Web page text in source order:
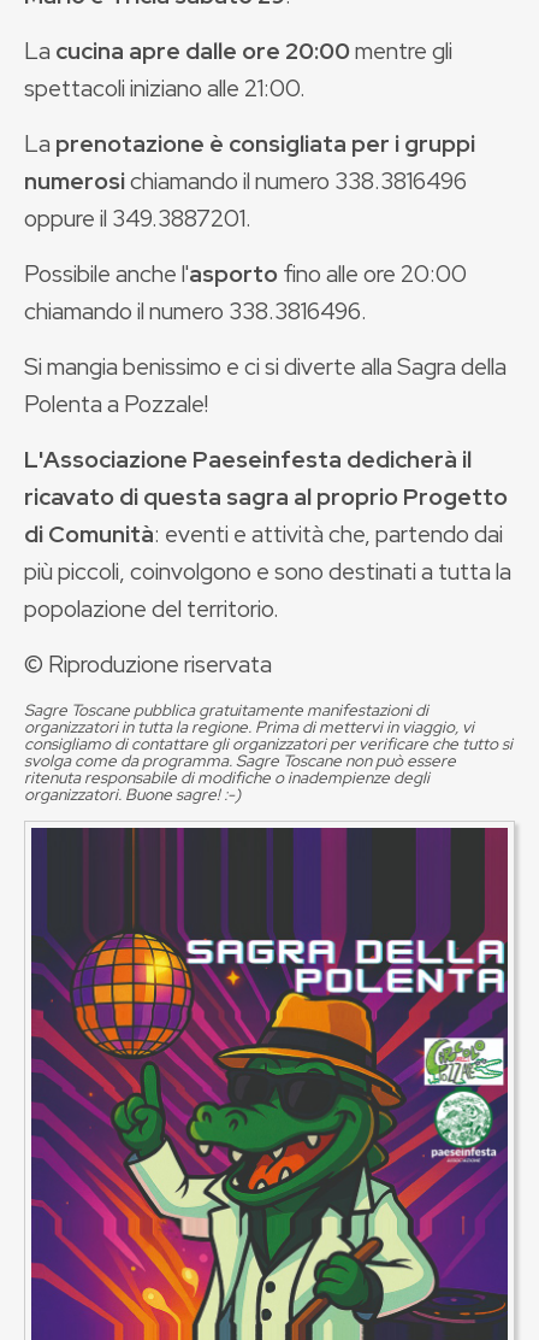
La cucina apre dalle ore 20:00mentre gli
spettacoli iniziano alle 21:00.
La prenotazione è consigliata per i gruppi
numerosichiamando il numero 338.3816496
oppure il 349.3887201.
Possibile anche l'asportofino alle ore 20:00
chiamando il numero 338.3816496.
Si mangia benissimo e ci si diverte alla Sagra della
Polenta a Pozzale!
L'Associazione Paeseinfesta dedicherà il
ricavato di questa sagra al proprio Progetto
di Comunità: eventi e attività che, partendo dai
più piccoli, coinvolgono e sono destinati a tutta la
popolazione del territorio.
© Riproduzione riservata
Sagre Toscane pubblica gratuitamente manifestazioni di
organizzatori in tutta la regione. Prima di mettervi in viaggio, vi
consigliamo di contattare gli organizzatori per verificare che tutto si
svolga come da programma. Sagre Toscane non può essere
ritenuta responsabile di modifiche o inadempienze degli
organizzatori. Buone sagre! :-)